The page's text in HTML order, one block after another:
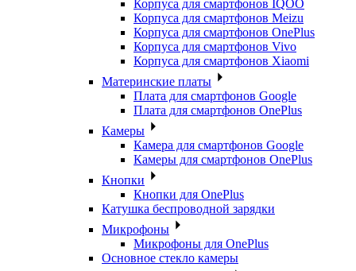
Корпуса для смартфонов IQOO
Корпуса для смартфонов Meizu
Корпуса для смартфонов OnePlus
Корпуса для смартфонов Vivo
Корпуса для смартфонов Xiaomi
Материнские платы
Плата для смартфонов Google
Плата для смартфонов OnePlus
Камеры
Камера для смартфонов Google
Камеры для смартфонов OnePlus
Кнопки
Кнопки для OnePlus
Катушка беспроводной зарядки
Микрофоны
Микрофоны для OnePlus
Основное стекло камеры